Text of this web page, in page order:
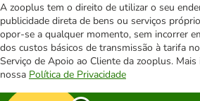
A zooplus tem o direito de utilizar o seu
publicidade direta de bens ou serviços
opor-se a qualquer momento, sem incorrer
dos custos básicos de transmissão à tarifa
Serviço de Apoio ao Cliente da zooplus.
nossa Política de Privacidade